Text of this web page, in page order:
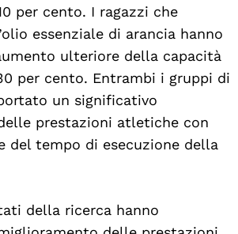
per cento. I ragazzi che
essenziale di arancia hanno
ulteriore della capacità
per cento. Entrambi i gruppi di
un significativo
prestazioni atletiche con
del tempo di esecuzione della
della ricerca hanno